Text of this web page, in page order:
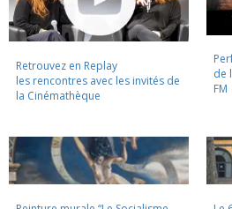
Retrouvez en Replay
les rencontres avec les invités de
la Cinémathèque
de
FM